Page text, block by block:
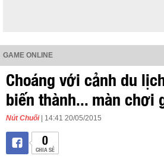
GAME ONLINE
Choáng với cảnh du
biến thành... màn chơi
Nút Chuối | 14:41 20/05/2015
0
CHIA SẺ